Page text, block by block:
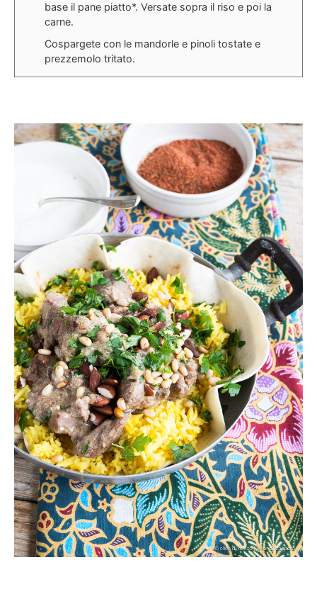
base il pane piatto*. Versate sopra il riso e poi la
carne.
Cospargete con le mandorle e pinoli tostate e
prezzemolo tritato.